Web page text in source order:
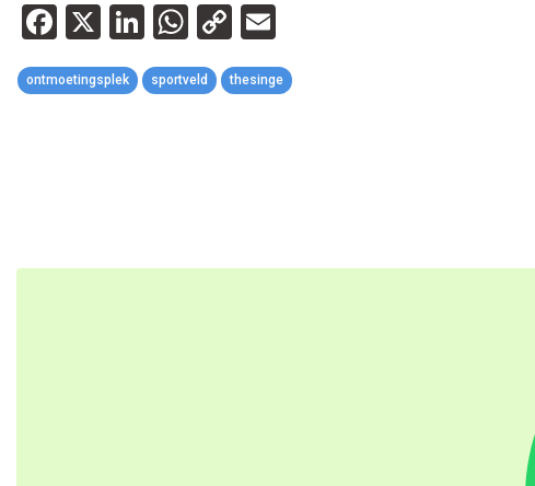
Facebook
X LinkedIn
WhatsApp
Copy
Link
ontmoetingsplek sportveld thesinge